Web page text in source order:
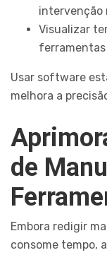
intervenção
Visualizar
Usar software
melhora a
de
Embora redigir
consome tempo,